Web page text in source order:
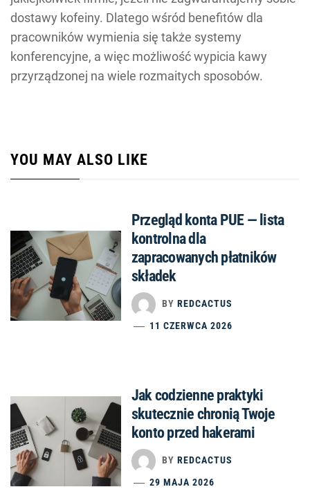
dostawy kofeiny. Dlatego wśród benefitów dla
pracowników wymienia się także systemy
konferencyjne, a więc możliwość wypicia kawy
przyrządzonej na wiele rozmaitych sposobów.
YOU MAY ALSO LIKE
Przegląd konta PUE — lista
kontrolna dla
zapracowanych płatników
składek
BY REDCACTUS
11 CZERWCA 2026
Jak codzienne praktyki
skutecznie chronią Twoje
konto przed hakerami
BY REDCACTUS
29 MAJA 2026